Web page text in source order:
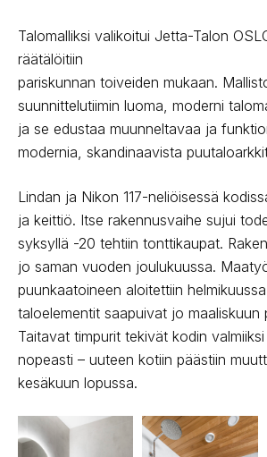
Talomalliksi valikoitui Jetta-Talon
räätälöitiin
pariskunnan toiveiden mukaan.
suunnittelutiimin luoma, moderni
ja se edustaa muunneltavaa ja
modernia, skandinaavista
Lindan ja Nikon 117-neliöisessä
ja keittiö. Itse rakennusvaihe sujui
syksyllä -20 tehtiin tonttikaupat.
jo saman vuoden joulukuussa.
puunkaatoineen aloitettiin
taloelementit saapuivat jo maaliskuun
Taitavat timpurit tekivät kodin valmiiksi
nopeasti – uuteen kotiin päästiin
kesäkuun lopussa.